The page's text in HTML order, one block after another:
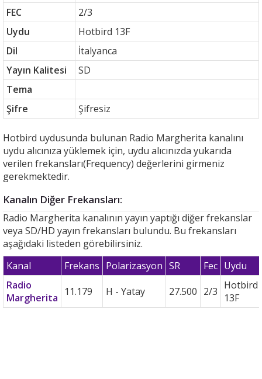
FEC
2/3
Uydu
Hotbird 13F
Dil
İtalyanca
Yayın Kalitesi
SD
Tema
Şifre
Şifresiz
Hotbird uydusunda bulunan Radio Margherita kanalını
uydu alıcınıza yüklemek için, uydu alıcınızda yukarıda
verilen frekansları(Frequency) değerlerini girmeniz
gerekmektedir.
Kanalın Diğer Frekansları:
Radio Margherita kanalının yayın yaptığı diğer frekanslar
veya SD/HD yayın frekansları bulundu. Bu frekansları
aşağıdaki listeden görebilirsiniz.
Kanal
Frekans Polarizasyon SR Fec Uydu
Radio
Margherita
11.179 H - Yatay 27.500 2/3 Hotbird
13F